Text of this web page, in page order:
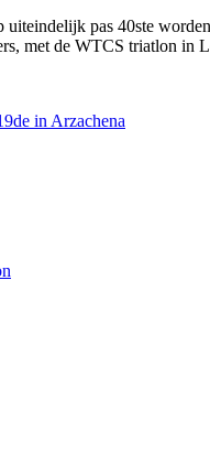
pas 40ste
met de WTCS triatlon in
in Arzachena